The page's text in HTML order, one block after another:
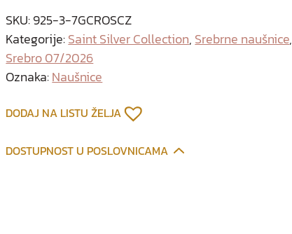
SKU:925-3-7GCROSCZ
Kategorije:Saint Silver Collection, Srebrne naušnice,
Srebro 07/2026
Oznaka:Naušnice
DODAJ NA LISTU ŽELJA
DOSTUPNOST U POSLOVNICAMA